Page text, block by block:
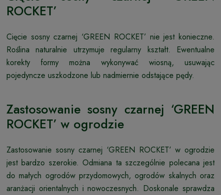
ROCKET’
Cięcie sosny czarnej ‘GREEN ROCKET’ nie jest konieczne.
Roślina naturalnie utrzymuje regularny kształt. Ewentualne
korekty formy można wykonywać wiosną, usuwając
pojedyncze uszkodzone lub nadmiernie odstające pędy.
Zastosowanie sosny czarnej ‘GREEN
ROCKET’ w ogrodzie
Zastosowanie sosny czarnej ‘GREEN ROCKET’ w ogrodzie
jest bardzo szerokie. Odmiana ta szczególnie polecana jest
do małych ogrodów przydomowych, ogrodów skalnych oraz
aranżacji orientalnych i nowoczesnych. Doskonale sprawdza